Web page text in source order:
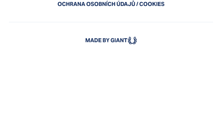
OCHRANA OSOBNÍCH ÚDAJŮ/COOKIES
MADE BY GIANT